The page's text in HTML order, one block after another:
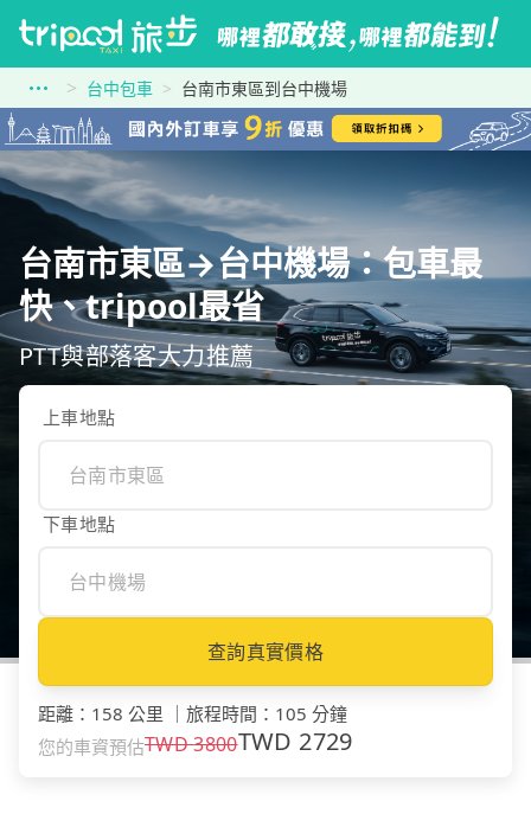
台中包車 台南市東區到台中機場
台南市東區→台中機場：包車最
快、tripool最省
PTT與部落客大力推薦
上車地點
下車地點
查詢真實價格
距離 ： 158 公里 旅程時間 ： 105 分鐘
您的車資預估TWD3800TWD 2729